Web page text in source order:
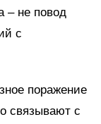
– не повод
с
поражение
связывают с